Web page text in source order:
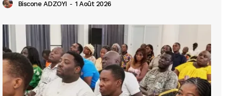
Biscone ADZOYI - 1 Août 2026